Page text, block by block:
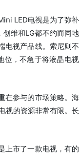
LED电视是为了弥补
维和LG都不约而同地
电视产品线。索尼则不
位，不急于将液晶电视
在参与的市场策略。海
视的资源非常有限。长
上市了一款电视，有的